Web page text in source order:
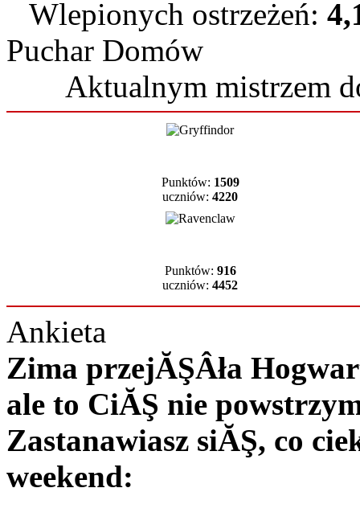
Wlepionych ostrzeżeń:
Puchar Domów
Aktualnym mistrzem
Punktów: 1509
uczniów: 4220
Punktów: 916
uczniów: 4452
Ankieta
Zima przejĂŞÂła
ale to CiĂŞ nie
Zastanawiasz siĂŞ, co
weekend: